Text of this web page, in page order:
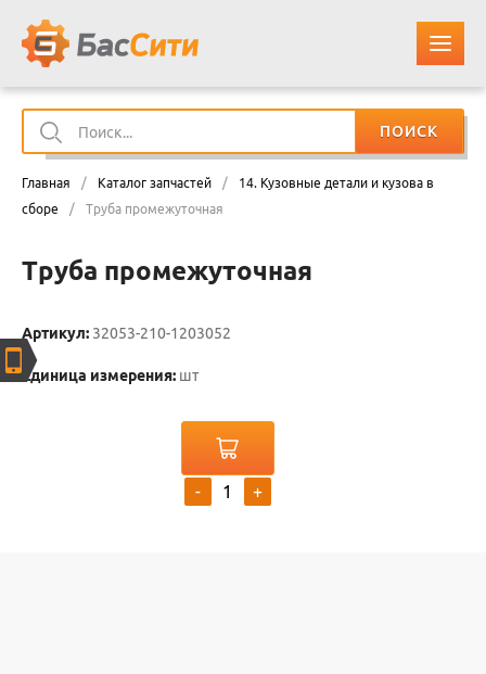
ПОИСК
Главная / Каталог запчастей /
14. Кузовные детали и кузова в
сборе
/ Труба промежуточная
Труба промежуточная
Артикул: 32053-210-1203052
Единица измерения: шт
- +
КАТАЛОГ ЗАПЧАСТЕЙ
ОПЛАТА И ДОСТАВКА
КОНТАКТЫ